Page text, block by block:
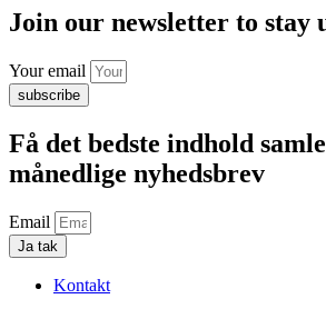
Join our newsletter to stay
Your email
subscribe
Få det bedste indhold
månedlige nyhedsbrev
Email
Ja tak
Kontakt